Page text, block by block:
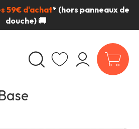
59€ d'achat* (hors panneaux de
douche) 🚚